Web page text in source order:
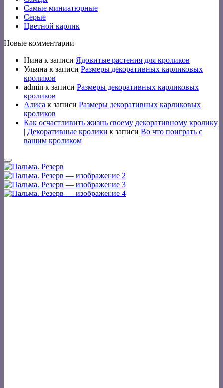
Самые миниатюрные
Серые
Цветной карлик
Новые комментарии
Нина к записи Ядовитые растения для кроликов
Ульяна к записи Размеры декоративных карликовых
кроликов
admin к записи Размеры декоративных карликовых
кроликов
Алиса к записи Размеры декоративных карликовых
кроликов
Как осчастливить жизнь своему декоративному кролику
| Декоративные кролики к записи Во что поиграть с
вашим кроликом